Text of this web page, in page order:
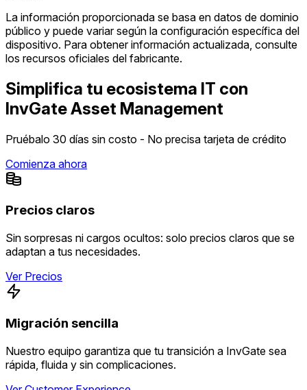
La información proporcionada se basa en datos de dominio
público y puede variar según la configuración específica del
dispositivo. Para obtener información actualizada, consulte
los recursos oficiales del fabricante.
Simplifica tu ecosistema IT con
InvGate Asset Management
Pruébalo 30 días sin costo - No precisa tarjeta de crédito
Comienza ahora
Precios claros
Sin sorpresas ni cargos ocultos: solo precios claros que se
adaptan a tus necesidades.
Ver Precios
Migración sencilla
Nuestro equipo garantiza que tu transición a InvGate sea
rápida, fluida y sin complicaciones.